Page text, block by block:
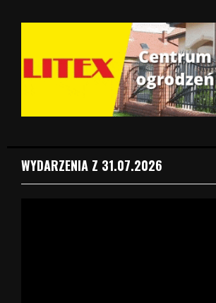
WYDARZENIA Z 31.07.2026